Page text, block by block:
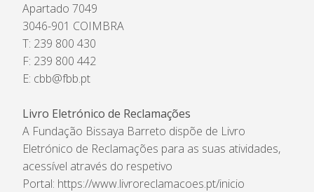
Apartado 7049
3046-901 COIMBRA
T: 239 800 430
F: 239 800 442
E: cbb@fbb.pt
Livro Eletrónico de Reclamações
A Fundação Bissaya Barreto dispõe de Livro
Eletrónico de Reclamações para as suas atividades,
acessível através do respetivo
Portal: https://www.livroreclamacoes.pt/inicio